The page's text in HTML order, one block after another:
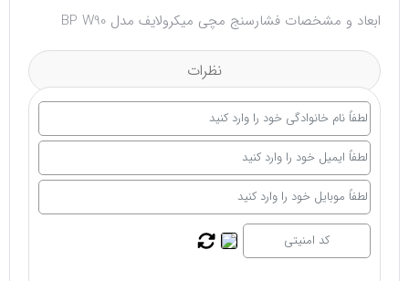
ابعاد و مشخصات فشارسنج مچی میکرولایف مدل BP W90
نظرات